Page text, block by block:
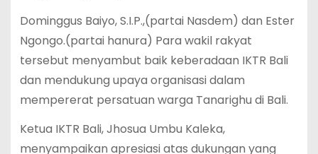
Dominggus Baiyo, S.I.P.,(partai Nasdem) dan Ester
Ngongo.(partai hanura) Para wakil rakyat
tersebut menyambut baik keberadaan IKTR Bali
dan mendukung upaya organisasi dalam
mempererat persatuan warga Tanarighu di Bali.
Ketua IKTR Bali, Jhosua Umbu Kaleka,
menyampaikan apresiasi atas dukungan yang